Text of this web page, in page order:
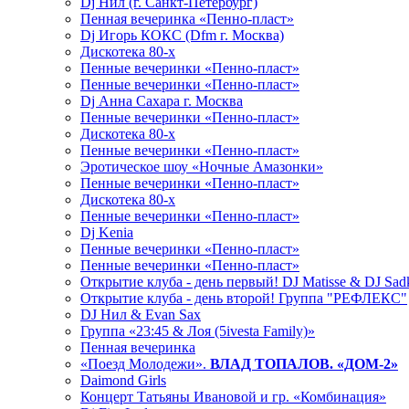
Пенная вечеринка «Пенно-пласт»
Dj Игорь КОКС (Dfm г. Москва)
Дискотека 80-х
Пенные вечеринки «Пенно-пласт»
Пенные вечеринки «Пенно-пласт»
Dj Анна Сахара г. Москва
Пенные вечеринки «Пенно-пласт»
Дискотека 80-х
Пенные вечеринки «Пенно-пласт»
Эротическое шоу «Ночные Амазонки»
Пенные вечеринки «Пенно-пласт»
Дискотека 80-х
Пенные вечеринки «Пенно-пласт»
Dj Kenia
Пенные вечеринки «Пенно-пласт»
Пенные вечеринки «Пенно-пласт»
Открытие клуба - день первый! DJ Matisse & DJ
Открытие клуба - день второй! Группа "РЕФЛЕКС"
DJ Нил & Evan Sax
Группа «23:45 & Лоя (5ivesta Family)»
Пенная вечеринка
«Поезд Молодежи». ВЛАД ТОПАЛОВ. «ДОМ-2»
Daimond Girls
Концерт Татьяны Ивановой и гр. «Комбинация»